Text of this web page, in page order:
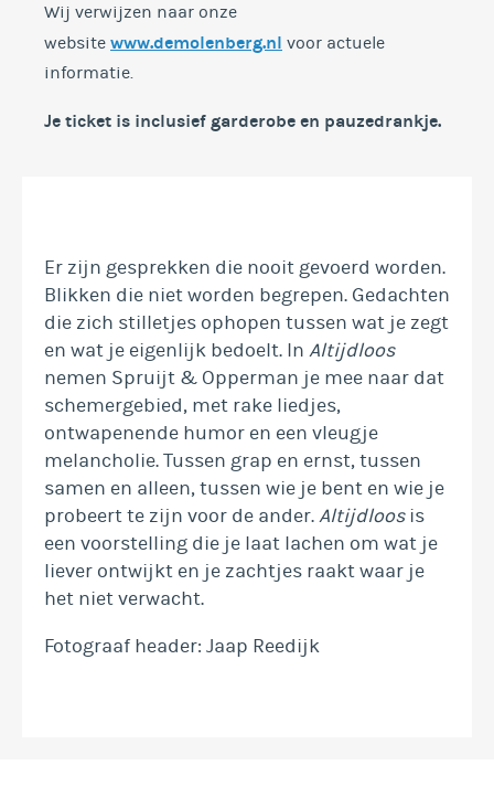
Er zijn gesprekken die nooit gevoerd worden.
Blikken die niet worden begrepen. Gedachten
die zich stilletjes ophopen tussen wat je zegt
en wat je eigenlijk bedoelt. In Altijdloos
nemen Spruijt & Opperman je mee naar dat
schemergebied, met rake liedjes,
ontwapenende humor en een vleugje
melancholie. Tussen grap en ernst, tussen
samen en alleen, tussen wie je bent en wie je
probeert te zijn voor de ander.Altijdloosis
een voorstelling die je laat lachen om wat je
liever ontwijkt en je zachtjes raakt waar je
het niet verwacht.
Fotograaf header: Jaap Reedijk
Wij verwijzen naar onze
website www.demolenberg.nl voor actuele
informatie.
Je ticket is inclusief garderobe en pauzedrankje.